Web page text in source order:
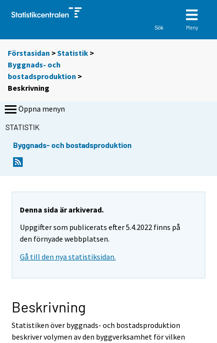
Sök Meny
Förstasidan >Statistik >
Byggnads- och
bostadsproduktion >
Beskrivning
Öppna menyn
STATISTIK
Byggnads- och bostadsproduktion
Denna sida är arkiverad.
Uppgifter som publicerats efter 5.4.2022 finns på
den förnyade webbplatsen.
Gå till den nya statistiksidan.
Beskrivning
Statistiken över byggnads- och bostadsproduktion
beskriver volymen av den byggverksamhet för vilken